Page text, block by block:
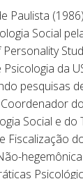
Paulista
Social
da
pesquisas
Social e